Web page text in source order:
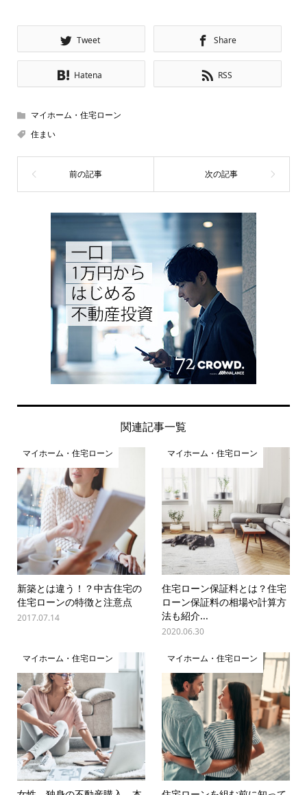
Tweet Share
Hatena RSS
マイホーム・住宅ローン
住まい
関連記事一覧
マイホーム・住宅ローン
新築とは違う！？中古住宅の
住宅ローンの特徴と注意点
2017.07.14
マイホーム・住宅ローン
住宅ローン保証料とは？住宅
ローン保証料の相場や計算方
法も紹介...
2020.06.30
マイホーム・住宅ローン マイホーム・住宅ローン